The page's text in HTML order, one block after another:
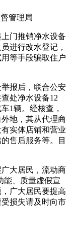
督管理局
门推销净水设备
进行改水登记，
等手段骗取住户
报后，联合公安
处净水设备12
1辆。经核查，
地，其从代理商
实体店铺和营业
售后服务等。目
大居民，流动商
能、质量虚假宣
广大居民要提高
损失请及时向市